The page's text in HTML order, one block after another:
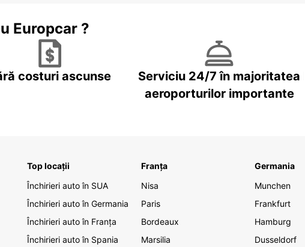
Europcar ?
costuri ascunse
Serviciu 24/7 în majoritatea
aeroporturilor importante
Top locații
Închirieri auto în SUA
Închirieri auto în Germania
Închirieri auto în Franța
Închirieri auto în Spania
Franța
Nisa
Paris
Bordeaux
Marsilia
Germania
Munchen
Frankfurt
Hamburg
Dusseldorf